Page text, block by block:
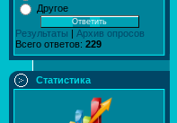
Другое
Результаты | Архив опросов
Всего ответов: 229
Статистика